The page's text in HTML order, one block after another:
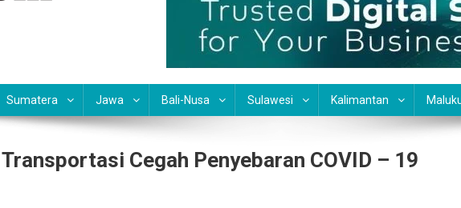
Sumatera Jawa Bali-Nusa Sulawesi Kalimantan
Cegah Penyebaran COVID – 19